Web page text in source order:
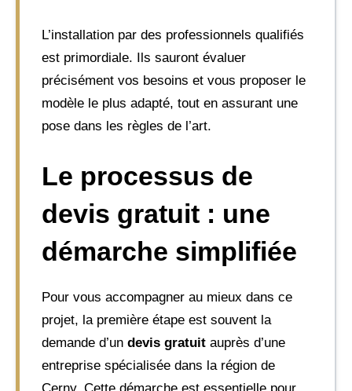
L’installation par des professionnels qualifiés
est primordiale. Ils sauront évaluer
précisément vos besoins et vous proposer le
modèle le plus adapté, tout en assurant une
pose dans les règles de l’art.
Le processus de
devis gratuit : une
démarche simplifiée
Pour vous accompagner au mieux dans ce
projet, la première étape est souvent la
demande d’un devis gratuit auprès d’une
entreprise spécialisée dans la région de